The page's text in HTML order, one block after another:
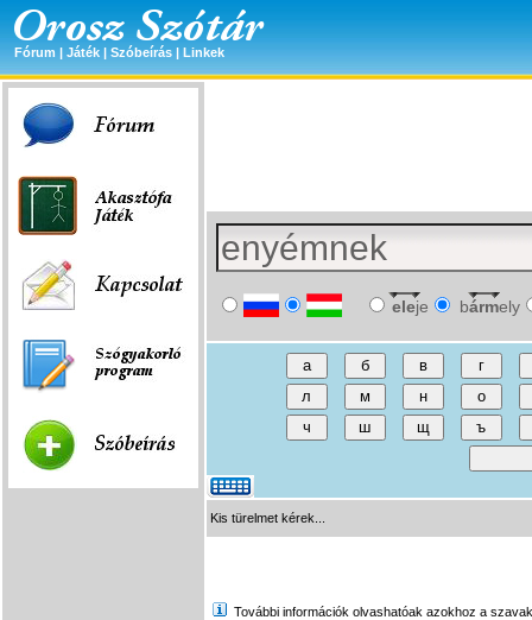
Fórum | Játék | Szóbeírás | Linkek
eleje bármely
Kis türelmet kérek...
További információk olvashatóak azokhoz a